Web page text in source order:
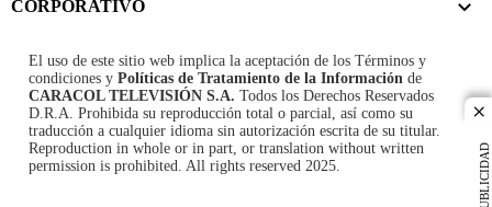
PUBLICIDAD
CORPORATIVO
El uso de este sitio web implica la aceptación de los Términos y
condiciones y Políticas de Tratamiento de la Información de
CARACOL TELEVISIÓN S.A. Todos los Derechos Reservados
D.R.A. Prohibida su reproducción total o parcial, así como su
traducción a cualquier idioma sin autorización escrita de su titular.
Reproduction in whole or in part, or translation without written
permission is prohibited. All rights reserved 2025.